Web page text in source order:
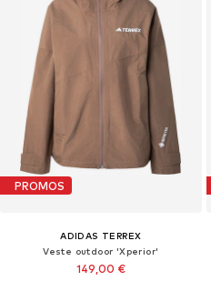
PROMOS
ADIDAS TERREX
Veste outdoor 'Xperior'
149,00 €